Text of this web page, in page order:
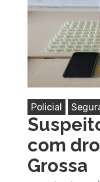
Policial
com
Grossa